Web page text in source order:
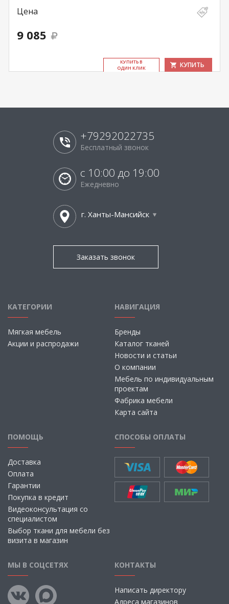
Цена
9 085
КУ­ПИТЬ В
ОДИН КЛИК
КУПИТЬ
+79292022735
Бесплатный звонок
с 10:00 до 19:00
Ежедневно
г. Ханты-Мансийск
Заказать звонок
КАТЕГОРИИ
Мягкая мебель
Акции и распродажи
НАВИГАЦИЯ
Бренды
Каталог тканей
Новости и статьи
О компании
Мебель по индивидуальным
проектам
Фабрика мебели
Карта сайта
ПОМОЩЬ
Доставка
Оплата
Гарантии
Покупка в кредит
Видеоконсультация со
специалистом
Выбор ткани для мебели без
визита в магазин
СПОСОБЫ ОПЛАТЫ
МЫ В СОЦСЕТЯХ КОНТАКТЫ
Написать директору
Адреса магазинов